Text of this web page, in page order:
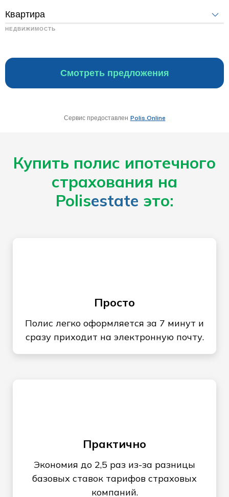
Купить полис ипотечного
страхования на
Polisestate это:
Просто
Полис легко оформляется за 7 минут и
сразу приходит на электронную почту.
Практично
Экономия до 2,5 раз из-за разницы
базовых ставок тарифов страховых
компаний.